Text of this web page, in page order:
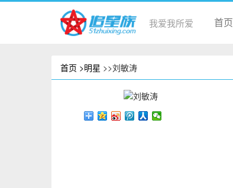
我爱我所爱 首页
首页 >明星 >>刘敏涛